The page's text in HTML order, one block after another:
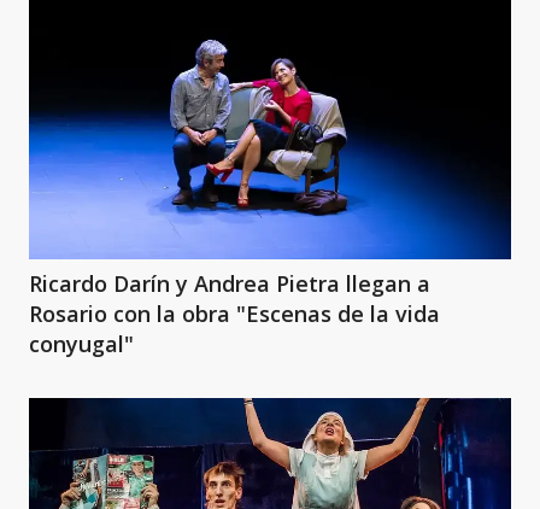
Ricardo Darín y Andrea Pietra llegan a
Rosario con la obra "Escenas de la vida
conyugal"